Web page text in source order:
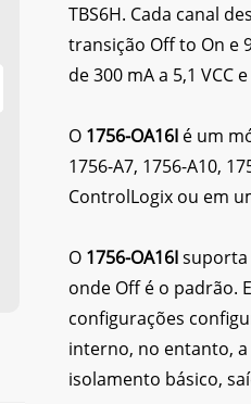
TBS6H. Cada canal
transição Off to On e
de 300 mA a 5,1 VCC
O 1756-OA16I é um
1756-A7, 1756-A10,
ControlLogix ou em
O 1756-OA16Isuporta
onde Off é o padrão.
configurações
interno, no entanto,
isolamento básico,